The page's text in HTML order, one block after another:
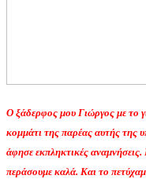
Ο ξάδερφος μου Γιώργος με το
κομμάτι της παρέας αυτής της
άφησε εκπληκτικές αναμνήσεις.
περάσουμε καλά. Και το